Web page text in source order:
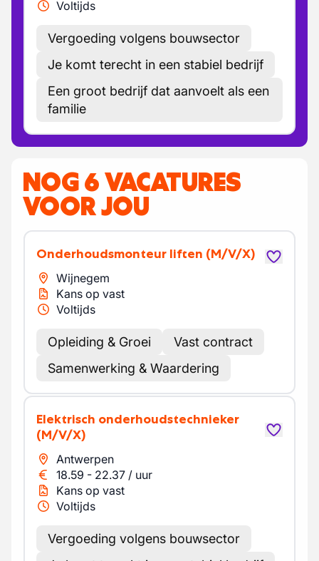
Voltijds
Vergoeding volgens bouwsector
Je komt terecht in een stabiel bedrijf
Een groot bedrijf dat aanvoelt als een
familie
NOG 6 VACATURES
VOOR JOU
Onderhoudsmonteur liften (M/V/X)
Wijnegem
Kans op vast
Voltijds
Opleiding & Groei
Vast contract
Samenwerking & Waardering
Elektrisch onderhoudstechnieker
(M/V/X)
Antwerpen
18.59 - 22.37 / uur
Kans op vast
Voltijds
Vergoeding volgens bouwsector